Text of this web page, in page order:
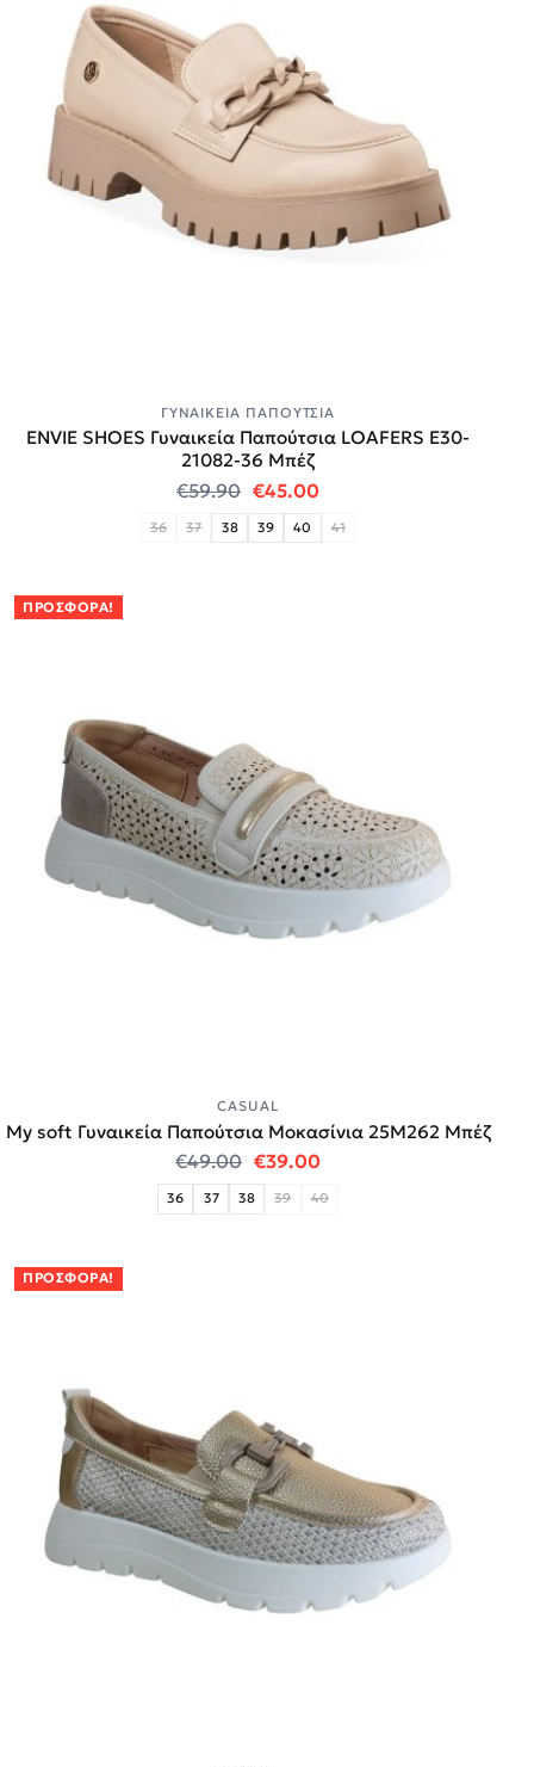
ΓΥΝΑΙΚΕΊΑ ΠΑΠΟΎΤΣΙΑ
ENVIE SHOES Γυναικεία Παπούτσια LOAFERS E30-
21082-36 Μπέζ
€59.90 Original price was: €59.90.
€45.00Η τρέχουσα τιμή
36 37 38 39 40 41
ΠΡΟΣΦΟΡΆ!
CASUAL
My soft Γυναικεία Παπούτσια Μοκασίνια 25M262 Μπέζ
€49.00 Original price was: €49.00.
€39.00Η τρέχουσα τιμή
36 37 38 39 40
ΠΡΟΣΦΟΡΆ!